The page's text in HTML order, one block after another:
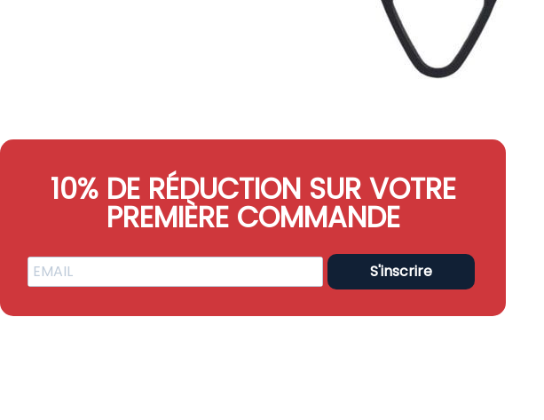
10% DE RÉDUCTION SUR VOTRE
PREMIÈRE COMMANDE
S'inscrire